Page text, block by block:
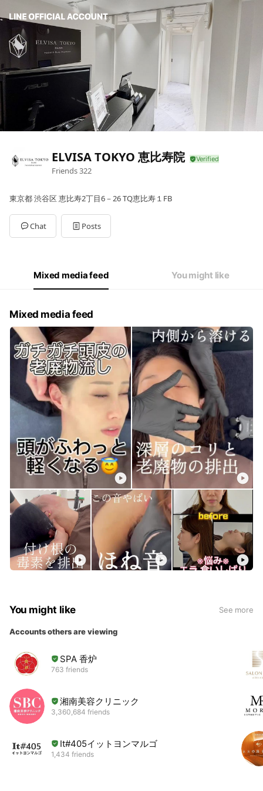
ELVISA TOKYO 恵比寿院
Friends322
東京都 渋谷区 恵比寿2丁目6－26 TQ恵比寿１FB
Chat Posts
Mixed media feed You might like
Mixed media feed
You might like See more
Accounts others are viewing
SPA 香炉
763 friends
湘南美容クリニック
3,360,684 friends
It#405イットヨンマルゴ
1,434 friends